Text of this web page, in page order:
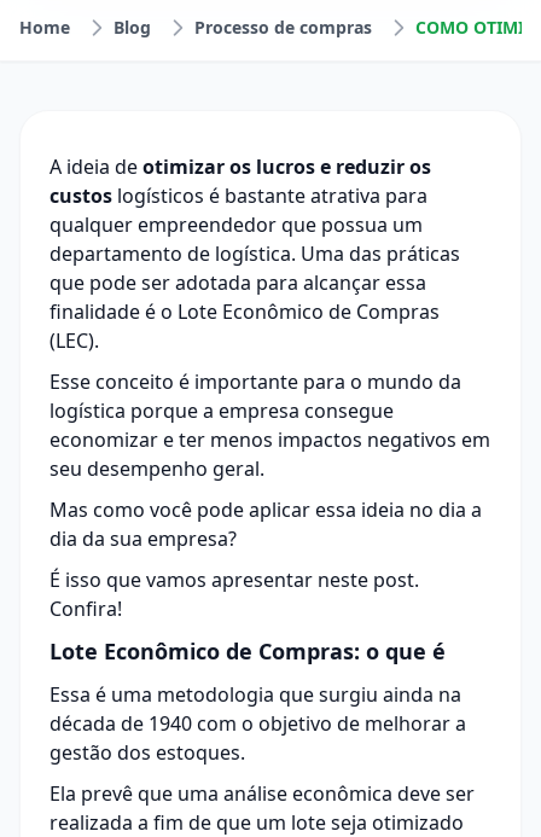
Home Blog Processo de compras
A ideia deotimizar os lucros e reduzir os
custos logísticos é bastante atrativa para
qualquer empreendedor que possua um
departamento de logística. Uma das práticas
que pode ser adotada para alcançar essa
finalidade é o Lote Econômico de Compras
(LEC).
Esse conceito é importante para o mundo da
logística porque a empresa consegue
economizar e ter menos impactos negativos em
seu desempenho geral.
Mas como você pode aplicar essa ideia no dia a
dia da sua empresa?
É isso que vamos apresentar neste post.
Confira!
Lote Econômico de Compras: o que é
Essa é uma metodologia que surgiu ainda na
década de 1940 com o objetivo de melhorar a
gestão dos estoques.
Ela prevê que uma análise econômica deve ser
realizada a fim de que um lote seja otimizado